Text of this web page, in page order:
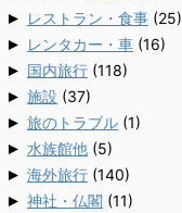
► レストラン・食事 (25)
► レンタカー・車 (16)
► 国内旅行 (118)
► 施設 (37)
► 旅のトラブル (1)
► 水族館他 (5)
► 海外旅行 (140)
► 神社・仏閣 (11)